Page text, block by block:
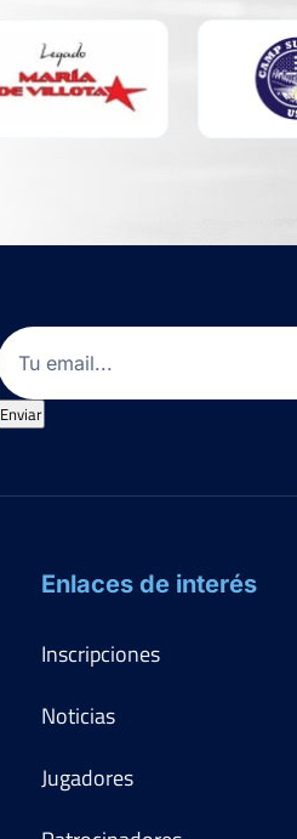
Email
Enviar
Enlaces de interés
Inscripciones
Noticias
Jugadores